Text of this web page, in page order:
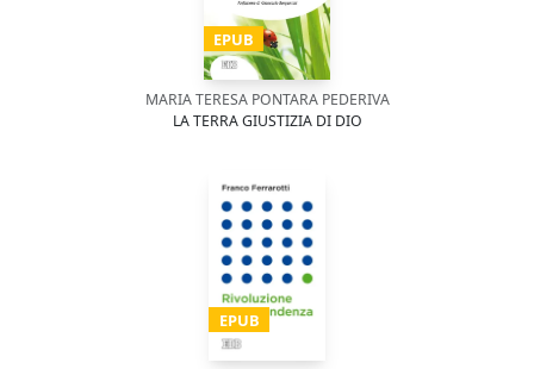
EPUB
MARIA TERESA PONTARA PEDERIVA
LA TERRA GIUSTIZIA DI DIO
EPUB